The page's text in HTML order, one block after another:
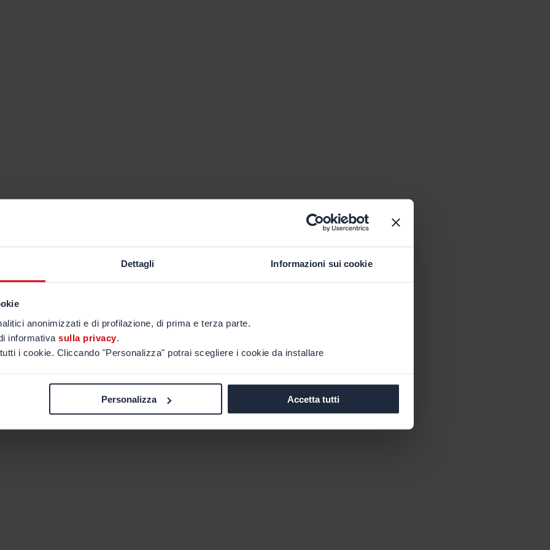
Dettagli Informazioni sui cookie
anonimizzati e di profilazione, di prima e terza parte.
informativa sulla privacy.
i cookie. Cliccando "Personalizza" potrai scegliere i cookie da installare
Personalizza Accetta tutti